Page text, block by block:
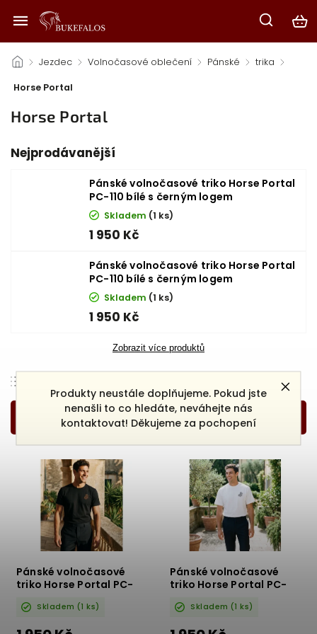
Produkty neustále doplňujeme. Pokud jste
nenašli to co hledáte, neváhejte nás
kontaktovat! Děkujeme za pochopení
/ Jezdec / Volnočasové oblečení / Pánské / trika /
Horse Portal
Horse Portal
Nejprodávanější
Pánské volnočasové triko Horse Portal
PC-110 bílé s černým logem
Skladem (1 ks)
1 950 Kč
Pánské volnočasové triko Horse Portal
PC-110 bílé s černým logem
Skladem (1 ks)
1 950 Kč
Zobrazit více produktů
Nejlevnější
Nejdražší
Nejprodávanější
Abecedně
Pánské volnočasové
triko Horse Portal PC-
Skladem (1 ks)
Pánské volnočasové
triko Horse Portal PC-
Skladem (1 ks)